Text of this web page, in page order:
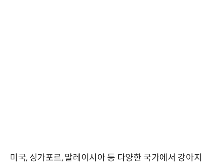
미국, 싱가포르, 말레이시아 등 다양한 국가에서 강아지